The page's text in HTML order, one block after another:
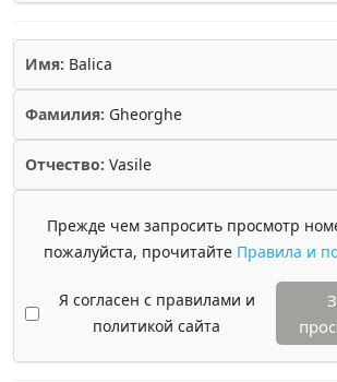
Имя: Balica
Фамилия: Gheorghe
Отчество: Vasile
Прежде чем запросить просмотр
пожалуйста, прочитайте Правила и
Я согласен с правилами и
политикой сайта